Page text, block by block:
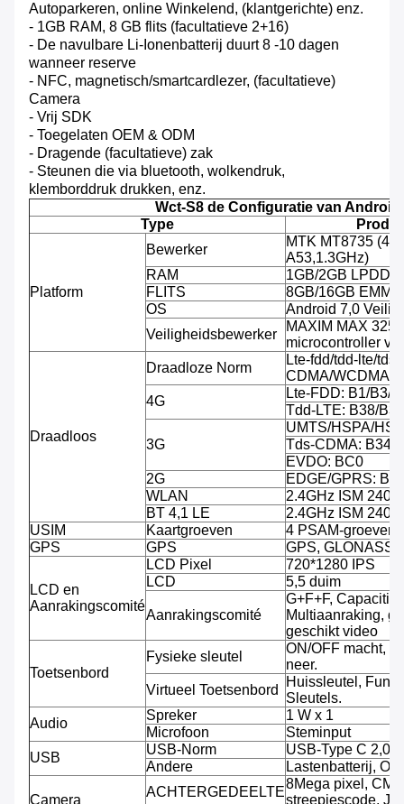
Autoparkeren, online Winkelend, (klantgerichte) enz.
- 1GB RAM, 8 GB flits (facultatieve 2+16)
- De navulbare Li-Ionenbatterij duurt 8 -10 dagen
wanneer reserve
- NFC, magnetisch/smartcardlezer, (facultatieve)
Camera
- Vrij SDK
- Toegelaten OEM & ODM
- Dragende (facultatieve) zak
- Steunen die via bluetooth, wolkendruk,
klemborddruk drukken, enz.
Wct-S8 de Configuratie van Android
Type
Platform
Bewerker
MTK MT8735 (4-
A53,1.3GHz)
RAM
1GB/2GB
FLITS
8GB/16GB
OS
Android 7,0
Veiligheidsbewerker
MAXIM MAX
microcontroller
Draadloos
Draadloze Norm
Lte-fdd/tdd-lte/tds-
CDMA/WCDMA/
4G
Lte-FDD: B1/B3/
Tdd-LTE: B38/
3G
UMTS/HSPA/
Tds-CDMA: B34/
EVDO: BC0
2G
EDGE/GPRS:
WLAN
2.4GHz ISM
BT 4,1 LE
2.4GHz ISM
USIM
Kaartgroeven
4 PSAM-groeven,
GPS
GPS GPS, GLONASS
LCD en
Aanrakingscomité
LCD Pixel
720*1280 IPS
LCD
5,5 duim
Aanrakingscomité
G+F+F,
Multiaanraking,
geschikt video
Toetsenbord
Fysieke sleutel
ON/OFF macht,
neer.
Virtueel Toetsenbord
Huissleutel,
Sleutels.
Audio
Spreker
1 W x 1
Microfoon
Steminput
USB
USB-Norm
USB-Type C 2,0
Andere
Lastenbatterij,
Camera
ACHTERGEDEELTE
8Mega pixel,
streepjescode,